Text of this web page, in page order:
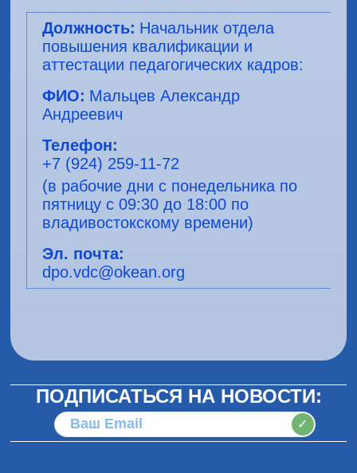
Начальник отдела
повышения квалификации и
аттестации педагогических кадров:
Мальцев Александр
Андреевич
+7 (924) 259-11-72
(в рабочие дни с понедельника по
пятницу с 09:30 до 18:00 по
владивостокскому времени)
dpo.vdc@okean.org
ПОДПИСАТЬСЯ НА НОВОСТИ:
✓